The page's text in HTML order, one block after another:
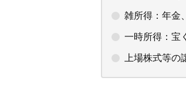
雑所得：年金
一時所得：宝
上場株式等